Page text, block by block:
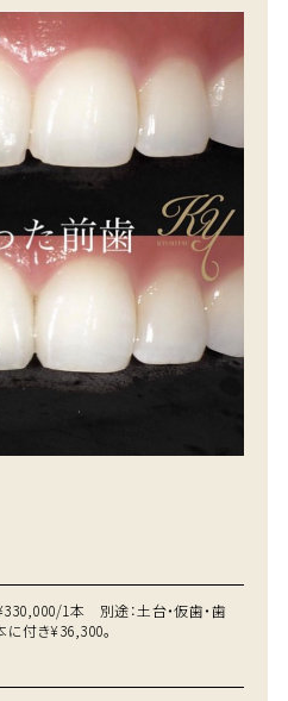
1本 別途：土台・仮歯・歯
付き¥36,300。